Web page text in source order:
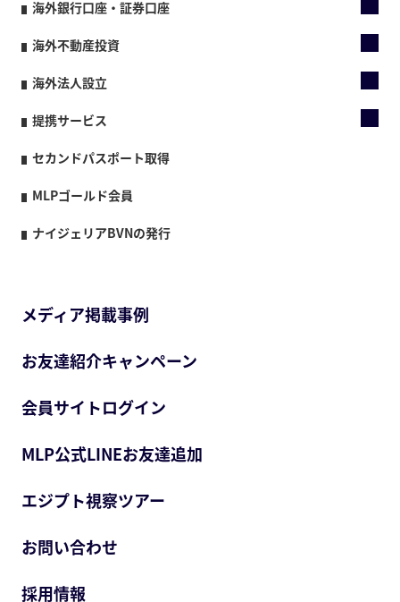
海外銀行口座・証券口座
海外不動産投資
海外法人設立
提携サービス
セカンドパスポート取得
MLPゴールド会員
ナイジェリアBVNの発行
メディア掲載事例
お友達紹介キャンペーン
会員サイトログイン
MLP公式LINEお友達追加
エジプト視察ツアー
お問い合わせ
採用情報